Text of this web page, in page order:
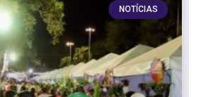
NOTÍCIAS